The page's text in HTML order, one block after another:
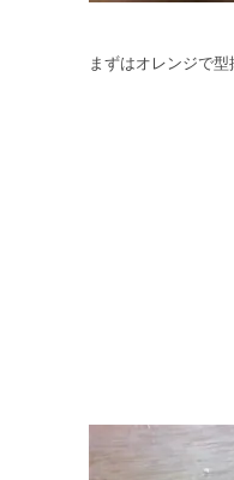
まずはオレンジで型